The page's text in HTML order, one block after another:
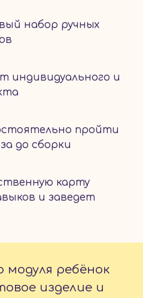
набор ручных
индивидуального и
пройти
до сборки
карту
и заведет
модуля ребёнок
изделие и